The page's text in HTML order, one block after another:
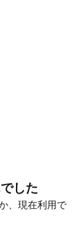
した
、現在利用で